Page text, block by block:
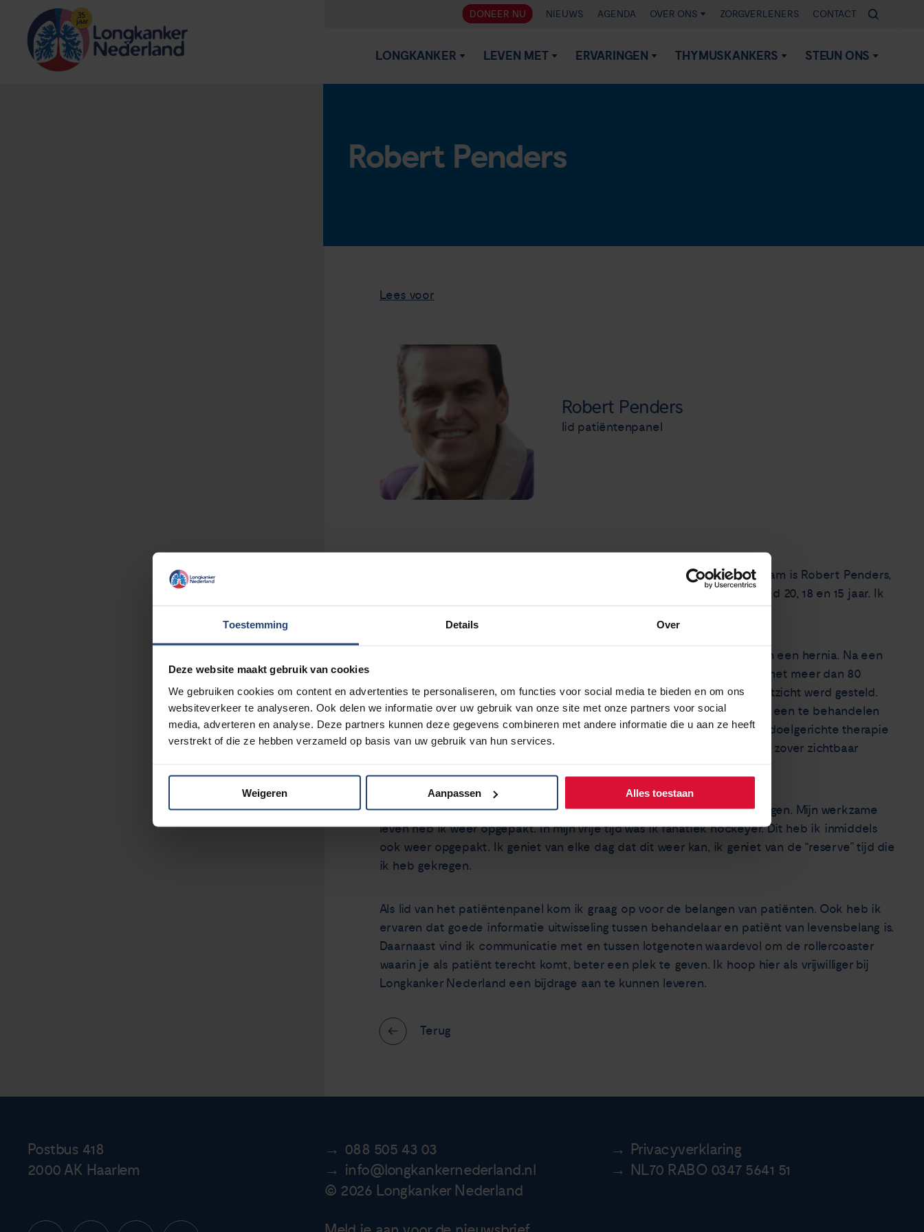
Toestemming Details Over
Deze website maakt gebruik van cookies
We gebruiken cookies om content en advertenties te personaliseren, om functies voor social media te bieden en om ons
websiteverkeer te analyseren. Ook delen we informatie over uw gebruik van onze site met onze partners voor social
media, adverteren en analyse. Deze partners kunnen deze gegevens combineren met andere informatie die u aan ze heeft
verstrekt of die ze hebben verzameld op basis van uw gebruik van hun services.
Weigeren Aanpassen Alles toestaan
DONEER NU NIEUWS AGENDA OVER ONS ZORGVERLENERS CONTACT
LONGKANKER LEVEN MET ERVARINGEN THYMUSKANKERS STEUN ONS
Robert Penders
Lees voor
Robert Penders
lid patiëntenpanel
Graag stel ik mijzelf voor als vrijwilliger voor het patiëntenpanel. Mijn naam is Robert Penders,
55 jaar. Ik ben getrouwd met Sabrina 51 jaar en heb 3 kinderen in leeftijd 20, 18 en 15 jaar. Ik
In mei 2022 ben ik uitgevallen met rugklachten. Eerst werd gedacht aan een hernia. Na een
Pet-scan bleek het een uitgebreide uitgezaaide longkanker stadium 4 met meer dan 80
tumoren. Overplaatsing naar een hospice was hetgeen mij in het vooruitzicht werd gesteld.
Pas na herhaaldelijk pathologisch onderzoek werd duidelijk dat het om een te behandelen
EGFR mutatie exon 19 deletie ging. Sinds juli 2022 slik ik daar dagelijks doelgerichte therapie
(tabletten) voor. Als een wonder zijn in 2 maanden tijd de tumoren voor zover zichtbaar
Bij de fysio volg ik training om mijn kracht en conditie weer terug te krijgen. Mijn werkzame
leven heb ik weer opgepakt. In mijn vrije tijd was ik fanatiek hockeyer. Dit heb ik inmiddels
ook weer opgepakt. Ik geniet van elke dag dat dit weer kan, ik geniet van de “reserve” tijd die
ik heb gekregen.
Als lid van het patiëntenpanel kom ik graag op voor de belangen van patiënten. Ook heb ik
ervaren dat goede informatie uitwisseling tussen behandelaar en patiënt van levensbelang is.
Daarnaast vind ik communicatie met en tussen lotgenoten waardevol om de rollercoaster
waarin je als patiënt terecht komt, beter een plek te geven. Ik hoop hier als vrijwilliger bij
Longkanker Nederland een bijdrage aan te kunnen leveren.
Terug
Postbus 418
2000 AK Haarlem
088 505 43 03
Privacyverklaring
info@longkankernederland.nl
NL70 RABO 0347 5641 51
© 2026 Longkanker Nederland